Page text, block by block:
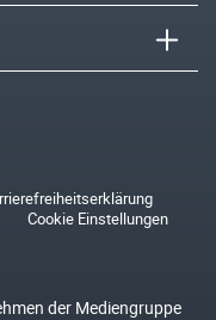
Cookie Einstellungen
der Mediengruppe